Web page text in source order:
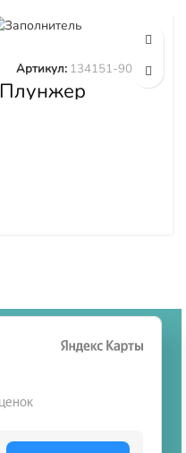
Плунжер
134151-9020
Артикул: 134151-9020